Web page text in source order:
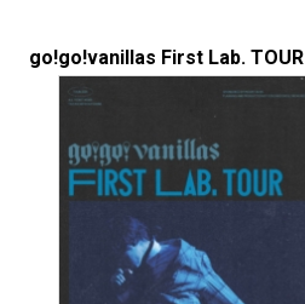
go!go!vanillas First Lab. TOUR